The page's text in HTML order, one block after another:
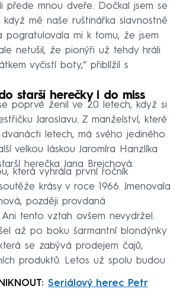
přede mnou dveře. Dočkal jsem se
mě naše ruštinářka slavnostně
pogratulovala mi k tomu, že jsem
netušil, že pionýři už tehdy hráli
vyčistí boty,“ přiblížil s
starší herečky i do miss
poprvé ženil ve 20 letech, když si
Jaroslavu. Z manželství, které
letech, má svého jediného
velkou láskou Jaromíra Hanzlíka
herečka Jana Brejchová.
která vyhrála první ročník
krásy v roce 1966. Jmenovala
později provdaná
Ani tento vztah ovšem nevydržel.
až po boku šarmantní blondýnky
se zabývá prodejem čajů,
produktů. Letos už spolu budou
Seriálový herec Petr